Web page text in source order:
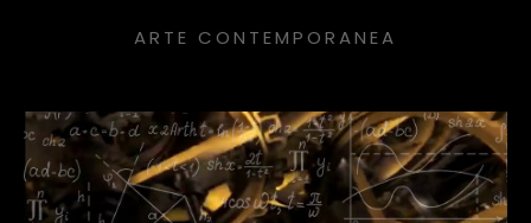
ARTE CONTEMPORANEA